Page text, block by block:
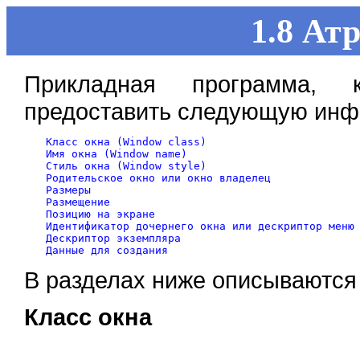
1.8
Прикладная программа,
предоставить следующую
Класс окна (Window class)
Имя окна (Window name)
Стиль окна (Window style)
Родительское окно или окно владелец
Размеры
Размещение
Позицию на экране
Идентификатор дочернего окна или дескриптор меню
Дескриптор экземпляра
В разделах ниже описываются
Класс окна